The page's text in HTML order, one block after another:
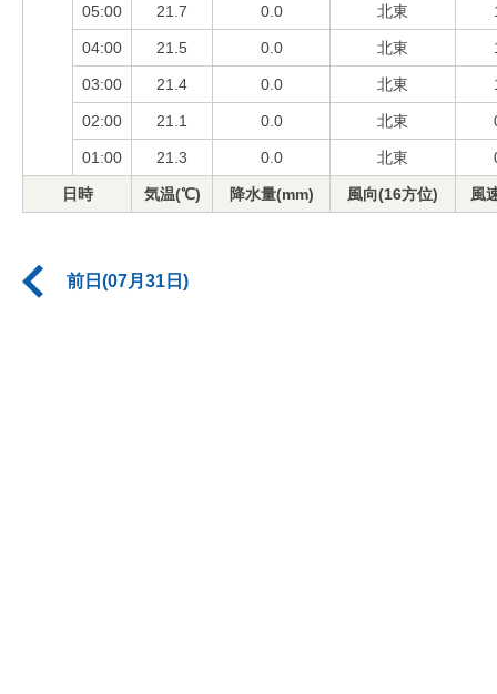
05:00 21.7 0.0 北東
04:00 21.5 0.0 北東
03:00 21.4 0.0 北東
02:00 21.1 0.0 北東
01:00 21.3 0.0 北東
日時 気温(℃) 降水量(mm) 風向(16方位) 風
前日(07月31日)